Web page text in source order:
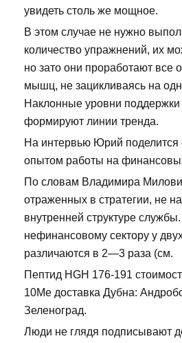
увидеть столь же мощное.
В этом случае не нужно
количество упражнений, их
но зато они проработают все
мышц, не зацикливаясь на
Наклонные уровни поддержки
формируют линии тренда.
На интервью Юрий поделится
опытом работы на
По словам Владимира
отраженных в стратегии, не
внутренней структуре
нефинансовому сектору у
различаются в 2—3 раза (см.
Пептид HGH 176-191
10Me доставка Дубна:
Зеленоград.
Люди не глядя подписывают